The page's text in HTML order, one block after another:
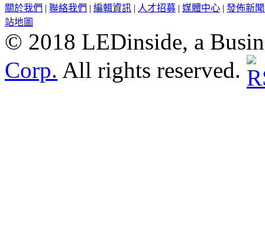
關於我們 | 聯絡我們 | 編輯資訊 | 人才招募 | 媒體中心 | 發佈新
站地圖
© 2018 LEDinside, a
Corp. All rights reserved.